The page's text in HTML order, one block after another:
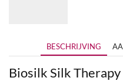
BESCHRIJVING
Biosilk Silk